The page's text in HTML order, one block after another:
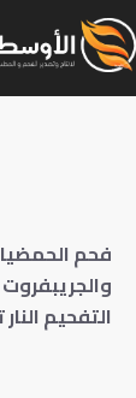
فحم
التفحيم